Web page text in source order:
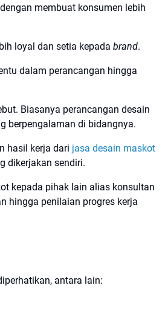
membuat konsumen lebih
loyal dan setia kepada brand.
dalam perancangan hingga
Biasanya perancangan desain
berpengalaman di bidangnya.
hasil kerja dari jasa desain maskot
dikerjakan sendiri.
kepada pihak lain alias konsultan
hingga penilaian progres kerja
antara lain: